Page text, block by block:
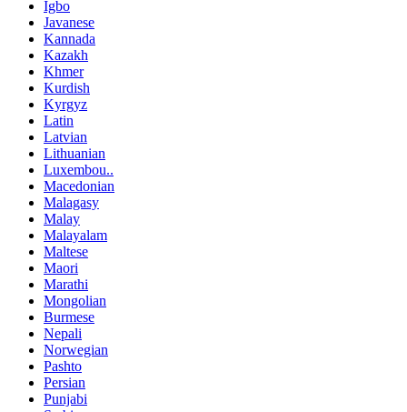
Igbo
Javanese
Kannada
Kazakh
Khmer
Kurdish
Kyrgyz
Latin
Latvian
Lithuanian
Luxembou..
Macedonian
Malagasy
Malay
Malayalam
Maltese
Maori
Marathi
Mongolian
Burmese
Nepali
Norwegian
Pashto
Persian
Punjabi